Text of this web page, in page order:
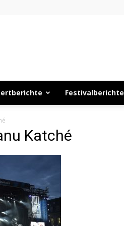
Festivalberichte
Katché